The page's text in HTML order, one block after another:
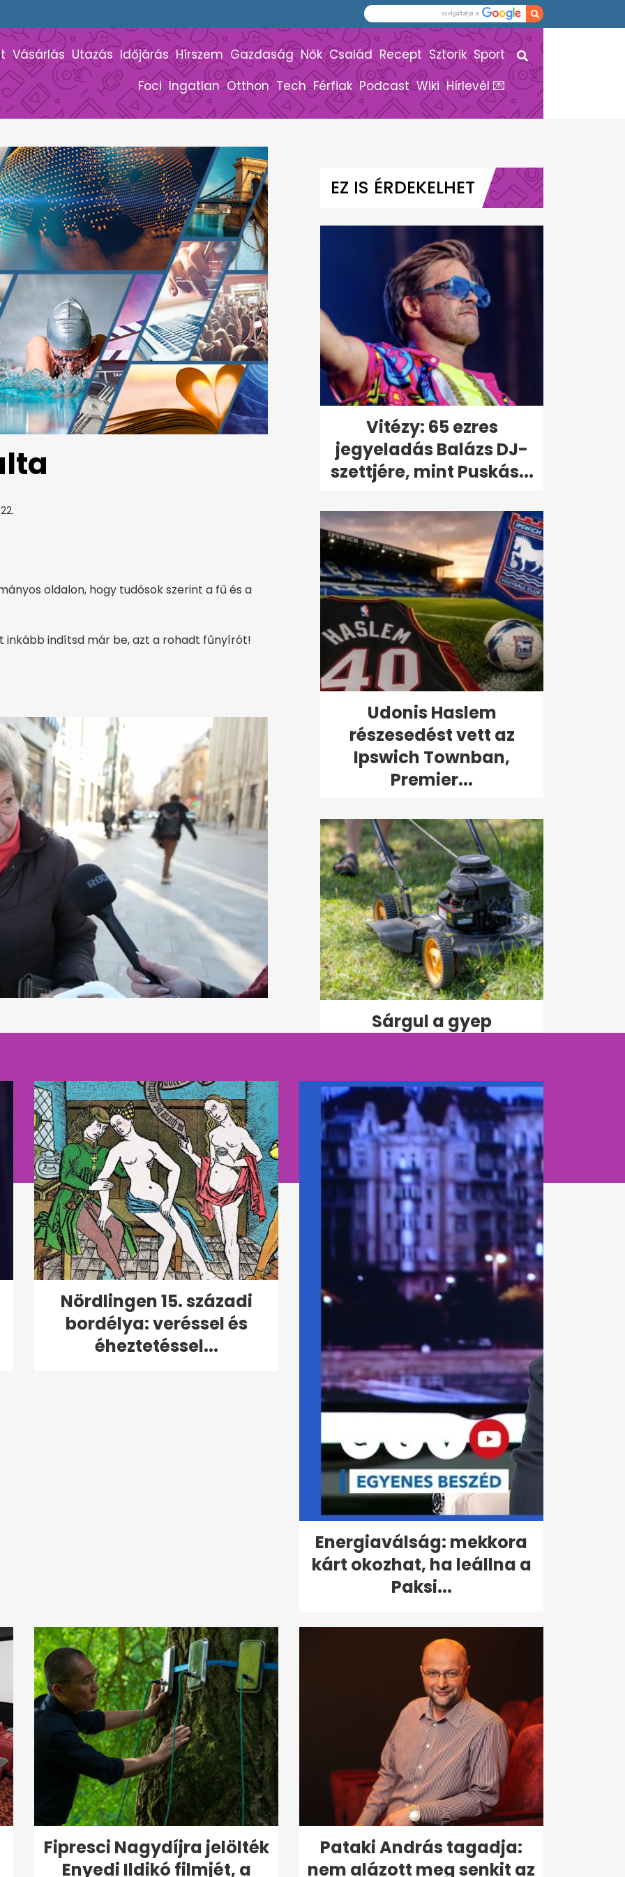
Vásárlás Utazás Időjárás Hírszem Gazdaság Nők Család Recept Sztorik Sport
Foci Ingatlan Otthon Tech Férfiak Podcast Wiki Hírlevél 💌
oldalon, hogy tudósok szerint a fű és a
inkább indítsd már be, azt a rohadt fűnyírót!
EZ IS ÉRDEKELHET
Vitézy: 65 ezres
jegyeladás Balázs DJ-
szettjére, mint Puskás...
Udonis Haslem
részesedést vett az
Ipswich Townban,
Premier...
Sárgul a gyep
Nördlingen 15. századi
bordélya: veréssel és
éheztetéssel...
Energiaválság: mekkora
kárt okozhat, ha leállna a
Paksi...
Fipresci Nagydíjra jelölték
Enyedi Ildikó filmjét, a
Pataki András tagadja:
nem alázott meg senkit az